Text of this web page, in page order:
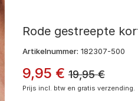
Rode gestreepte
Artikelnummer: 182307-500
9,95 €19,95€
Prijs incl. btw en gratis verzending.